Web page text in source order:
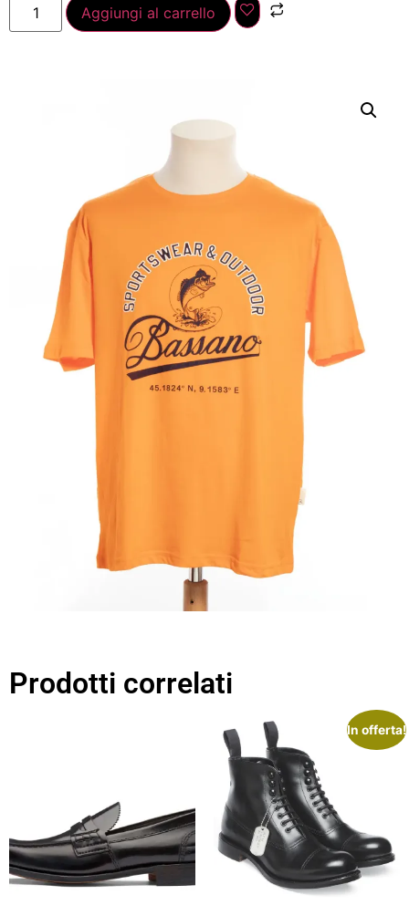
Aggiungi al carrello
Prodotti correlati
In offerta!